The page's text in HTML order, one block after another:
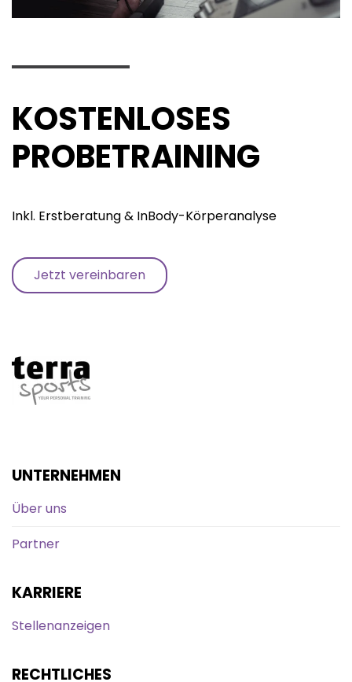
KOSTENLOSES
PROBETRAINING
Inkl. Erstberatung & InBody-Körperanalyse
Jetzt vereinbaren
UNTERNEHMEN
Über uns
Partner
KARRIERE
Stellenanzeigen
RECHTLICHES